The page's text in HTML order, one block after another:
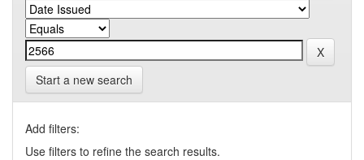
Start a new search
Add filters:
Use filters to refine the search results.